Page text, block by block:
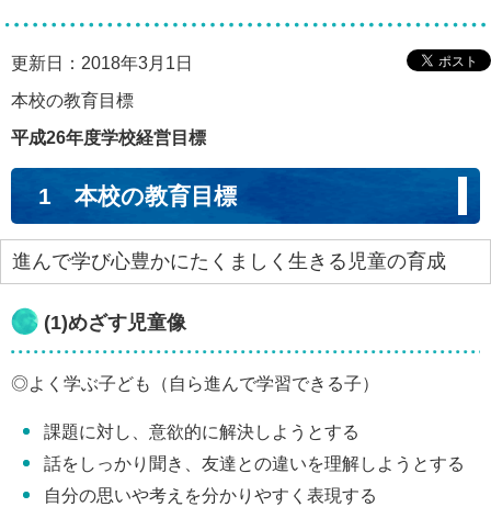
更新日：2018年3月1日
本校の教育目標
平成26年度学校経営目標
1 本校の教育目標
進んで学び心豊かにたくましく生きる児童の育成
(1)めざす児童像
◎よく学ぶ子ども（自ら進んで学習できる子）
課題に対し、意欲的に解決しようとする
話をしっかり聞き、友達との違いを理解しようとする
自分の思いや考えを分かりやすく表現する